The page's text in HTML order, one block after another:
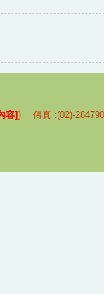
容] ) 傳真 :(02)-